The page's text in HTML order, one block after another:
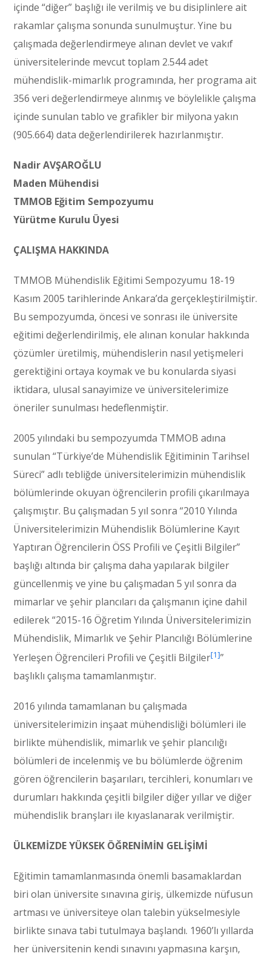
içinde “diğer” başlığı ile verilmiş ve bu disiplinlere ait
rakamlar çalışma sonunda sunulmuştur. Yine bu
çalışmada değerlendirmeye alınan devlet ve vakıf
üniversitelerinde mevcut toplam 2.544 adet
mühendislik-mimarlık programında, her programa ait
356 veri değerlendirmeye alınmış ve böylelikle çalışma
içinde sunulan tablo ve grafikler bir milyona yakın
(905.664) data değerlendirilerek hazırlanmıştır.
Nadir AVŞAROĞLU
Maden Mühendisi
TMMOB Eğitim Sempozyumu
Yürütme Kurulu Üyesi
ÇALIŞMA HAKKINDA
TMMOB Mühendislik Eğitimi Sempozyumu 18-19
Kasım 2005 tarihlerinde Ankara’da gerçekleştirilmiştir.
Bu sempozyumda, öncesi ve sonrası ile üniversite
eğitimi değerlendirilmiş, ele alınan konular hakkında
çözümler üretilmiş, mühendislerin nasıl yetişmeleri
gerektiğini ortaya koymak ve bu konularda siyasi
iktidara, ulusal sanayimize ve üniversitelerimize
öneriler sunulması hedeflenmiştir.
2005 yılındaki bu sempozyumda TMMOB adına
sunulan “Türkiye’de Mühendislik Eğitiminin Tarihsel
Süreci” adlı tebliğde üniversitelerimizin mühendislik
bölümlerinde okuyan öğrencilerin profili çıkarılmaya
çalışmıştır. Bu çalışmadan 5 yıl sonra “2010 Yılında
Üniversitelerimizin Mühendislik Bölümlerine Kayıt
Yaptıran Öğrencilerin ÖSS Profili ve Çeşitli Bilgiler”
başlığı altında bir çalışma daha yapılarak bilgiler
güncellenmiş ve yine bu çalışmadan 5 yıl sonra da
mimarlar ve şehir plancıları da çalışmanın içine dahil
edilerek “2015-16 Öğretim Yılında Üniversitelerimizin
Mühendislik, Mimarlık ve Şehir Plancılığı Bölümlerine
Yerleşen Öğrencileri Profili ve Çeşitli Bilgiler[1]”
başlıklı çalışma tamamlanmıştır.
2016 yılında tamamlanan bu çalışmada
üniversitelerimizin inşaat mühendisliği bölümleri ile
birlikte mühendislik, mimarlık ve şehir plancılığı
bölümleri de incelenmiş ve bu bölümlerde öğrenim
gören öğrencilerin başarıları, tercihleri, konumları ve
durumları hakkında çeşitli bilgiler diğer yıllar ve diğer
mühendislik branşları ile kıyaslanarak verilmiştir.
ÜLKEMİZDE YÜKSEK ÖĞRENİMİN GELİŞİMİ
Eğitimin tamamlanmasında önemli basamaklardan
biri olan üniversite sınavına giriş, ülkemizde nüfusun
artması ve üniversiteye olan talebin yükselmesiyle
birlikte sınava tabi tutulmaya başlandı. 1960’lı yıllarda
her üniversitenin kendi sınavını yapmasına karşın,